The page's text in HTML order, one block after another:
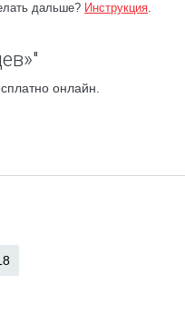
дальше? Инструкция.
онлайн.